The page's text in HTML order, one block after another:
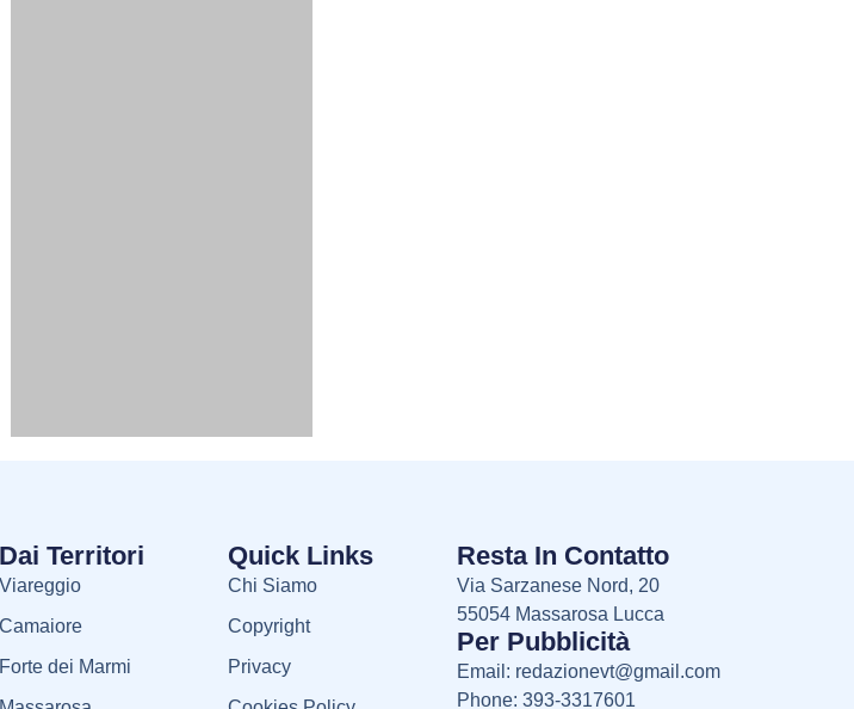
Dai Territori
Viareggio
Camaiore
Forte dei Marmi
Quick Links
Chi Siamo
Copyright
Privacy
Resta In Contatto
Via Sarzanese Nord, 20
55054 Massarosa Lucca
Per Pubblicità
Email: redazionevt@gmail.com
Phone: 393-3317601